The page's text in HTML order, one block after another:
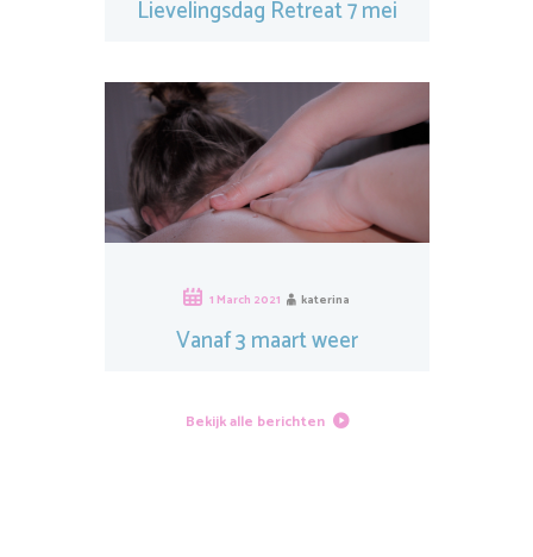
Lievelingsdag Retreat 7 mei
1 March 2021 katerina
Vanaf 3 maart weer
Bekijk alle berichten